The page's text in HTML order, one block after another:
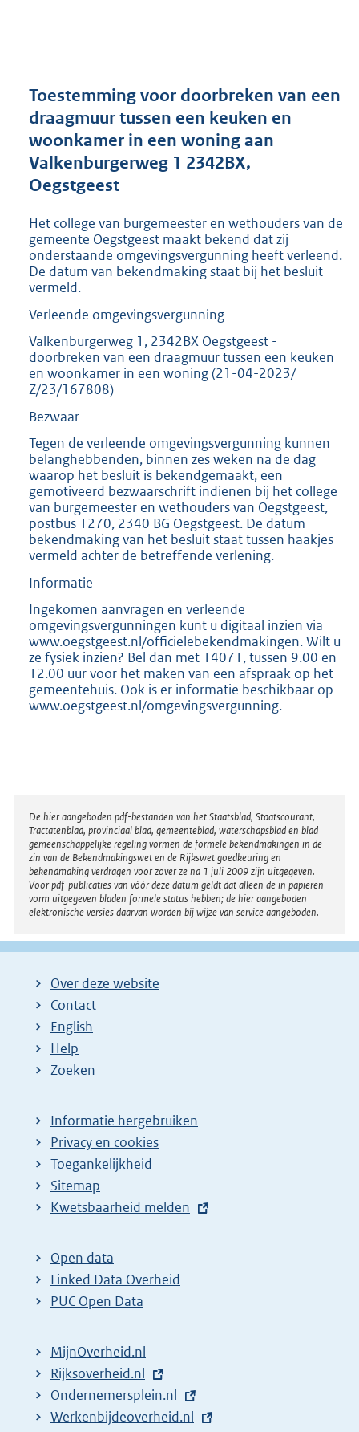
r
o
t
t
9
5
K
b
Toestemming voor doorbreken van een
draagmuur tussen een keuken en
woonkamer in een woning aan
Valkenburgerweg 1 2342BX,
Oegstgeest
Het college van burgemeester en wethouders van de
gemeente Oegstgeest maakt bekend dat zij
onderstaande omgevingsvergunning heeft verleend.
De datum van bekendmaking staat bij het besluit
vermeld.
Verleende omgevingsvergunning
Valkenburgerweg 1, 2342BX Oegstgeest -
doorbreken van een draagmuur tussen een keuken
en woonkamer in een woning (21-04-2023/
Z/23/167808)
Bezwaar
Tegen de verleende omgevingsvergunning kunnen
belanghebbenden, binnen zes weken na de dag
waarop het besluit is bekendgemaakt, een
gemotiveerd bezwaarschrift indienen bij het college
van burgemeester en wethouders van Oegstgeest,
postbus 1270, 2340 BG Oegstgeest. De datum
bekendmaking van het besluit staat tussen haakjes
vermeld achter de betreffende verlening.
Informatie
Ingekomen aanvragen en verleende
omgevingsvergunningen kunt u digitaal inzien via
www.oegstgeest.nl/officielebekendmakingen. Wilt u
ze fysiek inzien? Bel dan met 14071, tussen 9.00 en
12.00 uur voor het maken van een afspraak op het
gemeentehuis. Ook is er informatie beschikbaar op
www.oegstgeest.nl/omgevingsvergunning.
Disclaimer
De hier aangeboden pdf-bestanden van het Staatsblad, Staatscourant,
Tractatenblad, provinciaal blad, gemeenteblad, waterschapsblad en blad
gemeenschappelijke regeling vormen de formele bekendmakingen in de
zin van de Bekendmakingswet en de Rijkswet goedkeuring en
bekendmaking verdragen voor zover ze na 1 juli 2009 zijn uitgegeven.
Voor pdf-publicaties van vóór deze datum geldt dat alleen de in papieren
vorm uitgegeven bladen formele status hebben; de hier aangeboden
elektronische versies daarvan worden bij wijze van service aangeboden.
Over deze website
Contact
English
Help
Zoeken
Informatie hergebruiken
Privacy en cookies
Toegankelijkheid
Sitemap
E
t
e
r
l
i
n
k
Kwetsbaarheid melden
Open data
Linked Data Overheid
PUC Open Data
MijnOverheid.nl
E
x
t
Rijksoverheid.nl
E
x
Ondernemersplein.nl
E
Werkenbijdeoverheid.nl